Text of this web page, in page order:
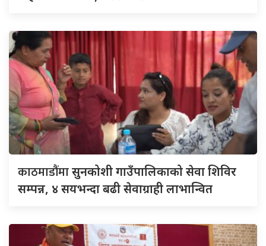
काठमाडौंमासुनकोशी गाउँपालिकाको सेवा शिविर
सम्पन्न, ४ सयभन्दा बढी सेवाग्राही लाभान्वित